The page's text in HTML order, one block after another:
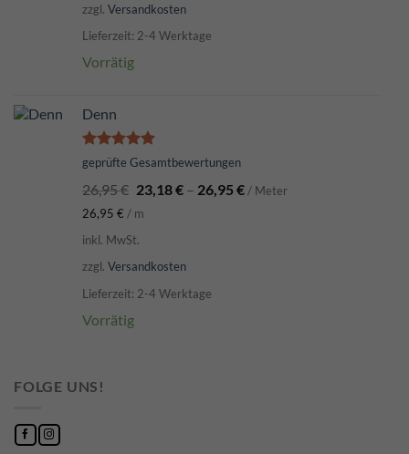
zzgl. Versandkosten
Lieferzeit: 2-4 Werktage
Vorrätig
Denn
Bewertet
von 5
geprüfte Gesamtbewertungen
26,95€ 23,18€– 26,95€ / Meter
26,95 € / m
inkl. MwSt.
zzgl. Versandkosten
Lieferzeit: 2-4 Werktage
Vorrätig
FOLGE UNS!